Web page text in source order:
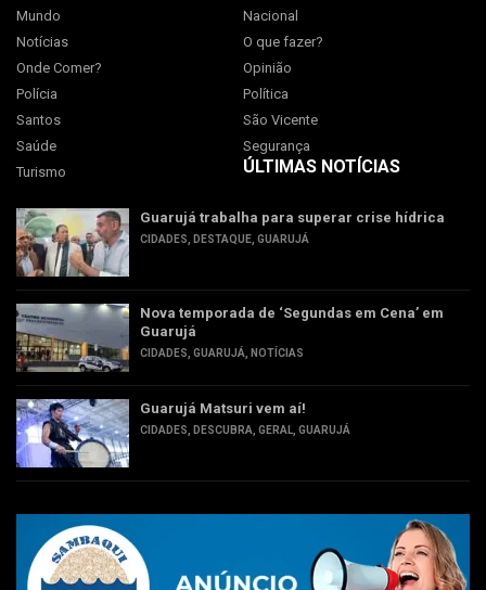
Mundo
Nacional
Notícias
O que fazer?
Onde Comer?
Opinião
Polícia
Política
Santos
São Vicente
Saúde
Segurança
Turismo
ÚLTIMAS NOTÍCIAS
Guarujá trabalha para superar crise hídrica
CIDADES, DESTAQUE, GUARUJÁ
Nova temporada de ‘Segundas em Cena’ em
Guarujá
CIDADES, GUARUJÁ, NOTÍCIAS
Guarujá Matsuri vem aí!
CIDADES, DESCUBRA, GERAL, GUARUJÁ